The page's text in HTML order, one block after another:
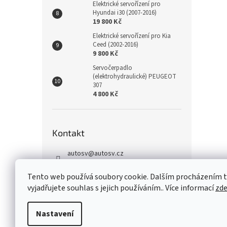
Tento web používá soubory cookie. Dalším procházením
vyjadřujete souhlas s jejich používáním.. Více informacízde
Nastavení
Elektrické servořízení pro
Hyundai i30 (2007-2016)
19 800 Kč
Elektrické servořízení pro Kia
Ceed (2002-2016)
9 800 Kč
Servočerpadlo
(elektrohydraulické) PEUGEOT
307
4 800 Kč
Kontakt
autosv@autosv.cz
+420 739 933 279